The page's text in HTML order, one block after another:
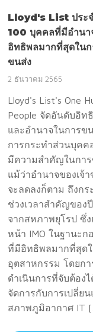
Lloyd's List ประ
100 บุคคลที่มีอำนา
อิทธิพลมากที่สุดในก
ขนส่ง
2 ธันวาคม 2565
Lloyd's List's One
People จัดอันดับอิท
และอำนาจในการข
การกระทำส่วนบุคค
มีความสำคัญในกา
แม้ว่าอำนาจของเจ้า
จะลดลงก็ตาม ถึงกร
ช่วงเวลาสำคัญของ
จากสหภาพยุโรป ซึ่ง
หน้า IMO ในฐานะก
ที่มีอิทธิพลมากที่สุด
อุตสาหกรรม โดยกา
ดำเนินการที่จับต้องไ
จัดการกับการเปลี่ยน
สภาพภูมิอากาศ IT